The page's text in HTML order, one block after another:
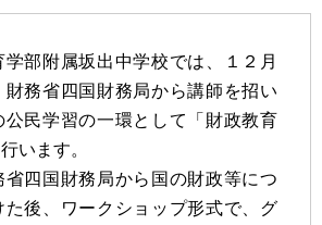
部附属坂出中学校では、１２月
財務省四国財務局から講師を招い
民学習の一環として「財政教育
います。
四国財務局から国の財政等につ
た後、ワークショップ形式で、グ